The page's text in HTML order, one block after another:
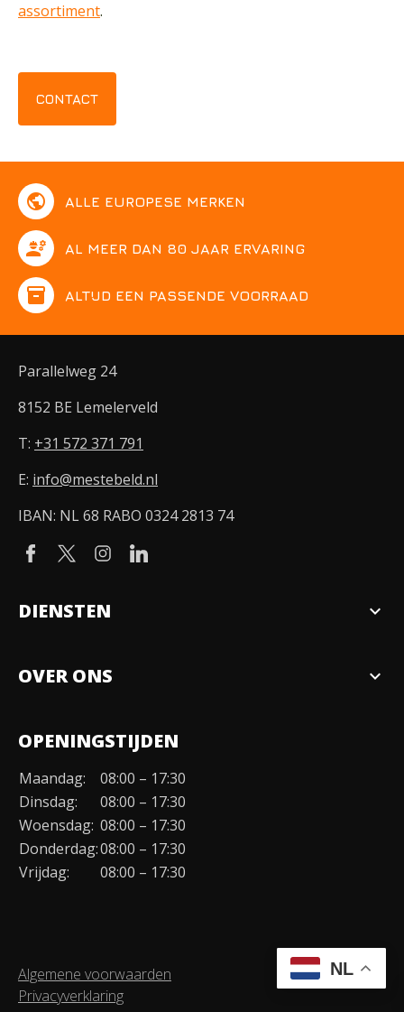
assortiment.
CONTACT
public ALLE EUROPESE MERKEN
engineering AL MEER DAN 80 JAAR ERVARING
inventory ALTIJD EEN PASSENDE VOORRAAD
Parallelweg 24
8152 BE Lemelerveld
T: +31 572 371 791
E: info@mestebeld.nl
IBAN: NL 68 RABO 0324 2813 74
DIENSTEN expand_more
OVER ONS expand_more
Organisatie
Duurzaamheid
Werken bij
Contact
OPENINGSTIJDEN
Maandag:
08:00 – 17:30
Dinsdag:
08:00 – 17:30
Woensdag: 08:00 – 17:30
Donderdag:08:00 – 17:30
Vrijdag:
08:00 – 17:30
Algemene voorwaarden
Privacyverklaring
NL